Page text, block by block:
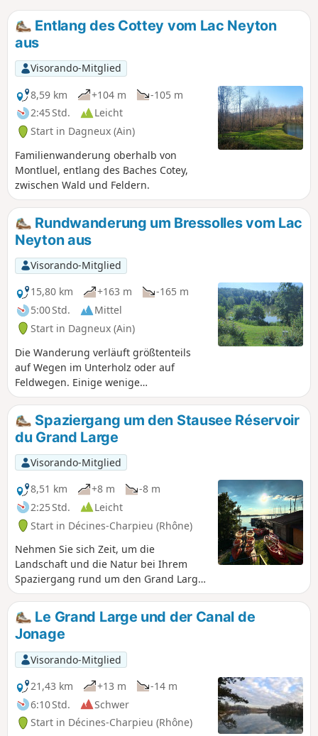
Entlang des Cottey vom Lac Neyton
aus
Visorando-Mitglied
8,59 km
+104 m
-105 m
2:45 Std.
Leicht
Start in Dagneux (Ain)
Familienwanderung oberhalb von
Montluel, entlang des Baches Cotey,
zwischen Wald und Feldern.
Rundwanderung um Bressolles vom Lac
Neyton aus
Visorando-Mitglied
15,80 km
+163 m
-165 m
5:00 Std.
Mittel
Start in Dagneux (Ain)
Die Wanderung verläuft größtenteils
auf Wegen im Unterholz oder auf
Feldwegen. Einige wenige
Verbindungen führen über
Landstraßen. Wer Abwechslung sucht,
kann am Lac Neyton einen Tagesausflug
zum Angeln unternehmen.
Spaziergang um den Stausee Réservoir
du Grand Large
Visorando-Mitglied
8,51 km
+8 m
-8 m
2:25 Std.
Leicht
Start in Décines-Charpieu (Rhône)
Nehmen Sie sich Zeit, um die
Landschaft und die Natur bei Ihrem
Spaziergang rund um den Grand Large
zu genießen! Diese friedliche
Umgebung ist ideal für eine besinnliche
Pause. Jede Jahreszeit offenbart
unterschiedliche Farben und
Stimmungen, sodass jeder Spaziergang
zu einer neuen Entdeckung wird. Ob
allein, mit der Familie oder mit
Freunden, der Grand Large bietet eine
perfekte Auszeit inmitten der Natur, die
zum Entspannen und Auftanken einlädt.
Le Grand Large und der Canal de
Jonage
Visorando-Mitglied
21,43 km
+13 m
-14 m
6:10 Std.
Schwer
Start in Décines-Charpieu (Rhône)